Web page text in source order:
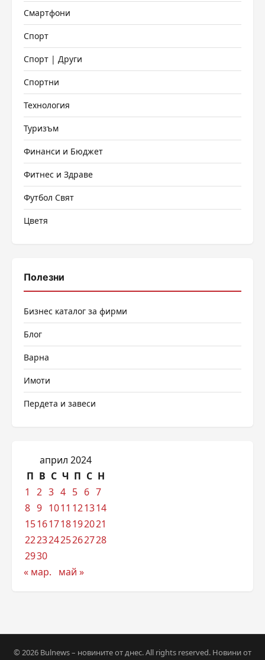
Смартфони
Спорт
Спорт | Други
Спортни
Технология
Туризъм
Финанси и Бюджет
Фитнес и Здраве
Футбол Свят
Цветя
Полезни
Бизнес каталог за фирми
Блог
Варна
Имоти
Пердета и завеси
април 2024
П В С Ч П С Н
1
2 3 4 5 6 7
8 9 1011 121314
15161718192021
22232425262728
2930
« мар.
май »
© 2026 Bulnews – новините от днес. All rights reserved. Новини от